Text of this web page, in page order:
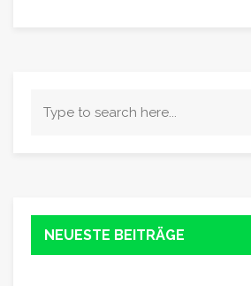
NEUESTE BEITRÄGE